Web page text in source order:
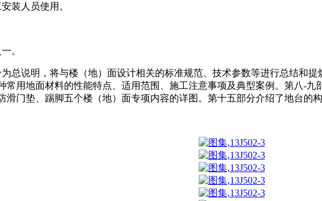
装人员使用。
。
总说明，将与楼（地）面设计相关的标准规范、技术参数等进行总结和
常用地面材料的性能特点、适用范围、施工注意事项及典型案例。第八-
滑门垫、踢脚五个楼（地）面专项内容的详图。第十五部分介绍了地台的